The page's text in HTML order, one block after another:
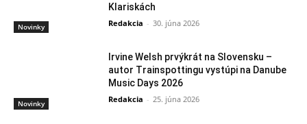
Novinky
Klariskách
Redakcia - 30. júna 2026
Novinky
Irvine Welsh prvýkrát na Slovensku –
autor Trainspottingu vystúpi na Danube
Music Days 2026
Redakcia - 25. júna 2026